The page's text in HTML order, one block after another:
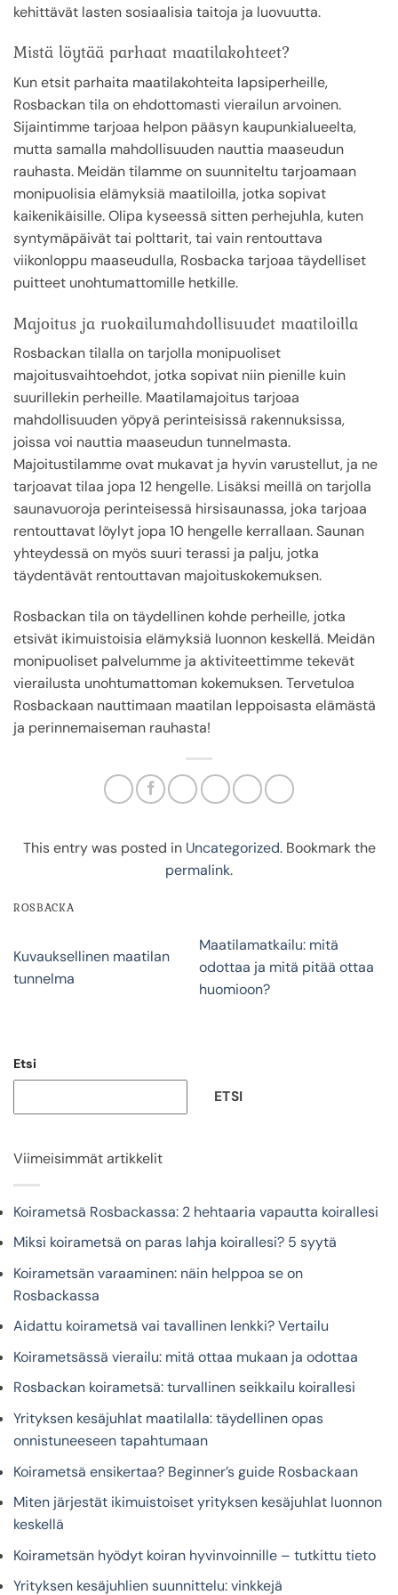
kehittävät lasten sosiaalisia taitoja ja luovuutta.
Mistä löytää parhaat maatilakohteet?
Kun etsit parhaita maatilakohteita lapsiperheille,
Rosbackan tila on ehdottomasti vierailun arvoinen.
Sijaintimme tarjoaa helpon pääsyn kaupunkialueelta,
mutta samalla mahdollisuuden nauttia maaseudun
rauhasta. Meidän tilamme on suunniteltu tarjoamaan
monipuolisia elämyksiä maatiloilla, jotka sopivat
kaikenikäisille. Olipa kyseessä sitten perhejuhla, kuten
syntymäpäivät tai polttarit, tai vain rentouttava
viikonloppu maaseudulla, Rosbacka tarjoaa täydelliset
puitteet unohtumattomille hetkille.
Majoitus ja ruokailumahdollisuudet maatiloilla
Rosbackan tilalla on tarjolla monipuoliset
majoitusvaihtoehdot, jotka sopivat niin pienille kuin
suurillekin perheille. Maatilamajoitus tarjoaa
mahdollisuuden yöpyä perinteisissä rakennuksissa,
joissa voi nauttia maaseudun tunnelmasta.
Majoitustilamme ovat mukavat ja hyvin varustellut, ja ne
tarjoavat tilaa jopa 12 hengelle. Lisäksi meillä on tarjolla
saunavuoroja perinteisessä hirsisaunassa, joka tarjoaa
rentouttavat löylyt jopa 10 hengelle kerrallaan. Saunan
yhteydessä on myös suuri terassi ja palju, jotka
täydentävät rentouttavan majoituskokemuksen.
Rosbackan tila on täydellinen kohde perheille, jotka
etsivät ikimuistoisia elämyksiä luonnon keskellä. Meidän
monipuoliset palvelumme ja aktiviteettimme tekevät
vierailusta unohtumattoman kokemuksen. Tervetuloa
Rosbackaan nauttimaan maatilan leppoisasta elämästä
ja perinnemaiseman rauhasta!
This entry was posted in Uncategorized. Bookmark the
permalink.
ROSBACKA
Kuvauksellinen maatilan
tunnelma
Maatilamatkailu: mitä
odottaa ja mitä pitää ottaa
huomioon?
Etsi
ETSI
Viimeisimmät artikkelit
Koirametsä Rosbackassa: 2 hehtaaria vapautta koirallesi
Miksi koirametsä on paras lahja koirallesi? 5 syytä
Koirametsän varaaminen: näin helppoa se on
Rosbackassa
Aidattu koirametsä vai tavallinen lenkki? Vertailu
Koirametsässä vierailu: mitä ottaa mukaan ja odottaa
Rosbackan koirametsä: turvallinen seikkailu koirallesi
Yrityksen kesäjuhlat maatilalla: täydellinen opas
onnistuneeseen tapahtumaan
Koirametsä ensikertaa? Beginner’s guide Rosbackaan
Miten järjestät ikimuistoiset yrityksen kesäjuhlat luonnon
keskellä
Koirametsän hyödyt koiran hyvinvoinnille – tutkittu tieto
Yrityksen kesäjuhlien suunnittelu: vinkkejä